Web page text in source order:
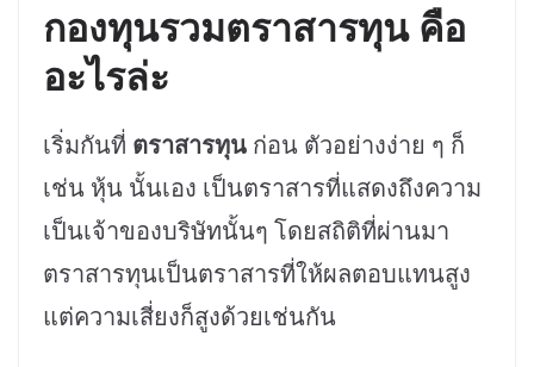
กองทุนรวมตราสารทุน คือ
อะไรล่ะ
เริ่มกันที่ ตราสารทุน ก่อน ตัวอย่างง่าย ๆ ก็
เช่น หุ้น นั้นเอง เป็นตราสารที่แสดงถึงความ
เป็นเจ้าของบริษัทนั้นๆ โดยสถิติที่ผ่านมา
ตราสารทุนเป็นตราสารที่ให้ผลตอบแทนสูง
แต่ความเสี่ยงก็สูงด้วยเช่นกัน